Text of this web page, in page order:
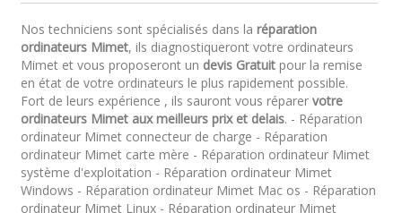
Nos techniciens sont spécialisés dans la réparation
ordinateurs Mimet, ils diagnostiqueront votre ordinateurs
Mimet et vous proposeront un devis Gratuitpour la remise
en état de votre ordinateurs le plus rapidement possible.
Fort de leurs expérience , ils sauront vous réparer votre
ordinateurs Mimet aux meilleurs prix et delais. - Réparation
ordinateur Mimet connecteur de charge - Réparation
ordinateur Mimet carte mère - Réparation ordinateur Mimet
système d'exploitation - Réparation ordinateur Mimet
Windows - Réparation ordinateur Mimet Mac os - Réparation
ordinateur Mimet Linux - Réparation ordinateur Mimet